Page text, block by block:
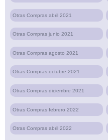
Otras Compras abril 2021
Otras Compras junio 2021
Otras Compras agosto 2021
Otras Compras octubre 2021
Otras Compras diciembre 2021
Otras Compras febrero 2022
Otras Compras abril 2022